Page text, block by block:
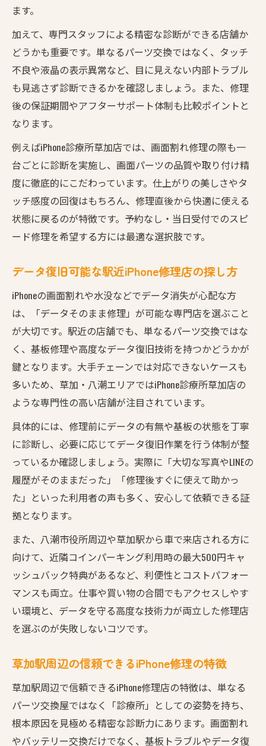
ます。
加えて、専門スタッフによる精密な診断ができる店舗か
どうかも重要です。単なるパーツ交換ではなく、タッチ
不良や液晶の表示異常など、目に見えない内部トラブル
も見逃さず診断できるかを確認しましょう。また、修理
後の保証期間やアフターサポート体制も比較ポイントと
なります。
例えばiPhone診療所草加店では、画面割れ修理の際も一
台ごとに診断を実施し、画面パーツの品質や取り付け精
度に徹底的にこだわっています。仕上がりの美しさやタ
ッチ感度の回復はもちろん、修理直後から快適に使える
状態に戻るのが特徴です。予約なし・当日受付でのスピ
ード修理を希望する方には最適な選択肢です。
データ復旧可能な駅近iPhone修理店の探し方
iPhoneの画面割れや水没などでデータ消失が心配な方
は、「データそのまま修理」が可能な専門店を選ぶこと
が大切です。駅近の店舗でも、単なるパーツ交換ではな
く、基板修理や高度なデータ復旧技術を持つかどうかが
鍵となります。大手チェーンでは対応できないケースも
多いため、草加・八潮エリアではiPhone診療所草加店の
ような専門性の高い店舗が注目されています。
具体的には、修理前にデータの有無や基板の状態を丁寧
に診断し、必要に応じてデータ復旧作業を行う体制が整
っているか確認しましょう。実際に「大切な写真やLINEの
履歴がそのままだった」「修理後すぐに使えて助かっ
た」といった利用者の声も多く、安心して依頼できる証
拠となります。
また、八潮市役所周辺や草加駅から車で来店される方に
向けて、近隣コインパーキング利用時の最大500円キャ
ッシュバック特典があるなど、利便性とコストパフォー
マンスも両立。仕事や買い物の合間でもアクセスしやす
い環境と、データを守る高度な技術力が両立した修理店
を選ぶのが失敗しないコツです。
草加駅周辺の信頼できるiPhone修理の特徴
草加駅周辺で信頼できるiPhone修理店の特徴は、単なる
パーツ交換屋ではなく「診療所」としての姿勢を持ち、
根本原因を見極める精密な診断力にあります。画面割れ
やバッテリー交換だけでなく、基板トラブルやデータ復